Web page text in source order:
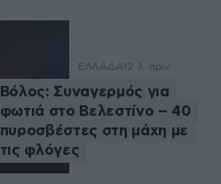
ΕΛΛΑΔΑ 12 λ. πριν
Βόλος: Συναγερμός για
φωτιά στο Βελεστίνο – 40
πυροσβέστες στη μάχη με
τις φλόγες